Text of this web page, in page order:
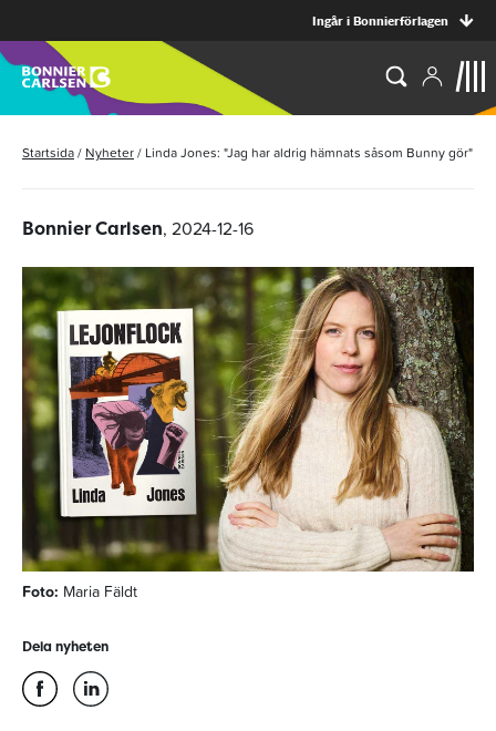
Ingår i Bonnierförlagen
Startsida/ Nyheter/ Linda Jones: "Jag har aldrig hämnats såsom Bunny gör"
Bonnier Carlsen, 2024-12-16
Foto: Maria Fäldt
Dela nyheten